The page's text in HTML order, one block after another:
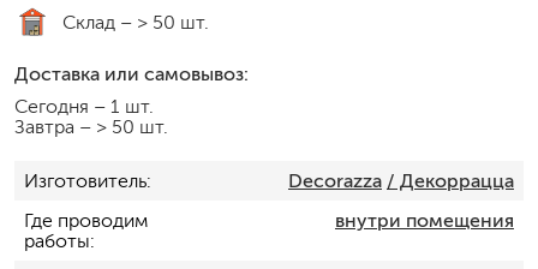
Склад – > 50 шт.
Доставка или самовывоз:
Сегодня – 1 шт.
Завтра – > 50 шт.
Изготовитель Decorazza / Декоррацца
Где проводим
работы
внутри помещения